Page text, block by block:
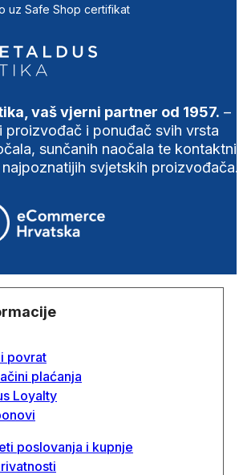
uz Safe Shop certifikat
vaš vjerni partner od 1957. –
proizvođač i ponuđač svih vrsta
sunčanih naočala te
svjetskih proizvođača.
povrat
plaćanja
Loyalty
poslovanja i kupnje